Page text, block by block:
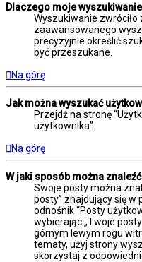
Dlaczego moje
Wyszukiwanie zwróciło
zaawansowanego
precyzyjnie określić
być przeszukane.
Na górę
Jak można wyszukać
Przejdź na stronę
użytkownika”.
Na górę
W jaki sposób można
Swoje posty można
posty” znajdujący się
odnośnik “Posty
wybierając „Twoje
górnym lewym rogu
tematy, użyj strony
skorzystaj z